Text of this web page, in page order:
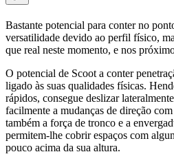
Bastante potencial para conter no
versatilidade devido ao perfil físico,
que real neste momento, e nos
O potencial de Scoot a conter
ligado às suas qualidades físicas.
rápidos, consegue deslizar
facilmente a mudanças de direção
também a força de tronco e a
permitem-lhe cobrir espaços com
pouco acima da sua altura.